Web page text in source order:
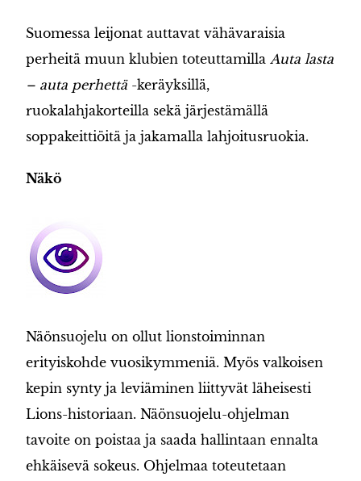
Suomessa leijonat auttavat vähävaraisia
perheitä muun klubien toteuttamilla Auta lasta
– auta perhettä-keräyksillä,
ruokalahjakorteilla sekä järjestämällä
soppakeittiöitä ja jakamalla lahjoitusruokia.
Näkö
Näönsuojelu on ollut lionstoiminnan
erityiskohde vuosikymmeniä. Myös valkoisen
kepin synty ja leviäminen liittyvät läheisesti
Lions-historiaan. Näönsuojelu-ohjelman
tavoite on poistaa ja saada hallintaan ennalta
ehkäisevä sokeus. Ohjelmaa toteutetaan